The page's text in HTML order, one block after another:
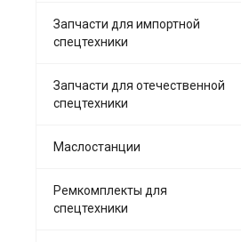
Запчасти для импортной
спецтехники
Запчасти для отечественной
спецтехники
Маслостанции
Ремкомплекты для
спецтехники